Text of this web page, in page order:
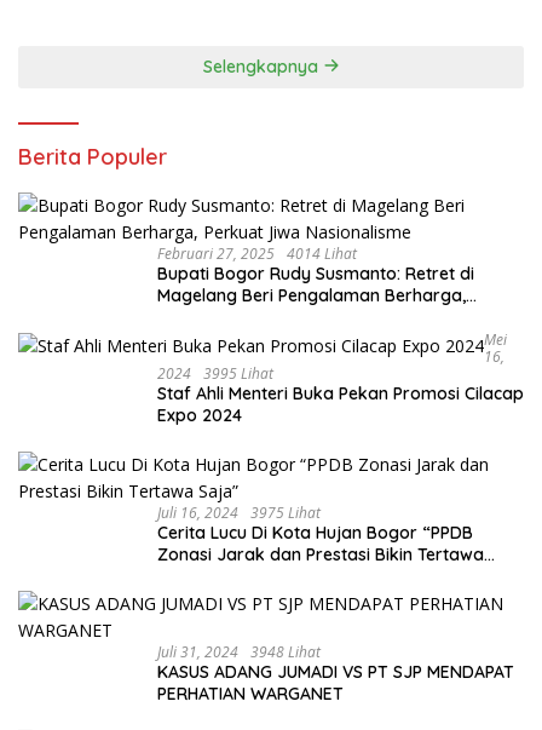
Selengkapnya
Berita Populer
Februari 27, 2025 4014 Lihat
Bupati Bogor Rudy Susmanto: Retret di
Magelang Beri Pengalaman Berharga,
Mei
16,
2024 3995 Lihat
Staf Ahli Menteri Buka Pekan Promosi Cilacap
Expo 2024
Juli 16, 2024 3975 Lihat
Cerita Lucu Di Kota Hujan Bogor “PPDB
Zonasi Jarak dan Prestasi Bikin Tertawa
Juli 31, 2024 3948 Lihat
KASUS ADANG JUMADI VS PT SJP MENDAPAT
PERHATIAN WARGANET